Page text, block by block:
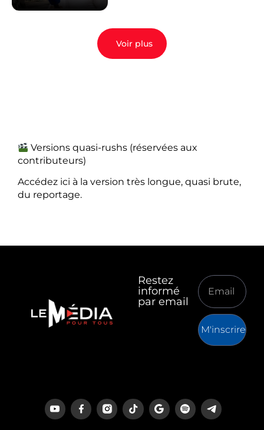
Voir plus
Versions quasi-rushs (réservées aux
contributeurs)
Accédez ici à la version très longue, quasi brute,
du reportage.
Restez
informé
par email
M'inscrire